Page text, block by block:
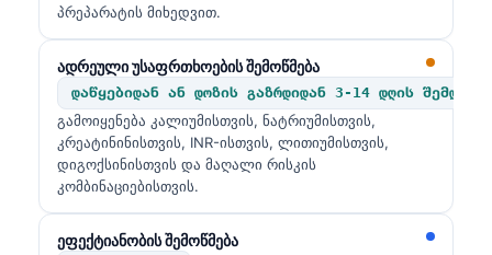
პრეპარატის მიხედვით.
ადრეული უსაფრთხოების შემოწმება
დაწყებიდან ან დოზის გაზრდიდან 3-14 დღის შემდეგ
გამოიყენება კალიუმისთვის, ნატრიუმისთვის,
კრეატინინისთვის, INR-ისთვის, ლითიუმისთვის,
დიგოქსინისთვის და მაღალი რისკის
კომბინაციებისთვის.
ეფექტიანობის შემოწმება